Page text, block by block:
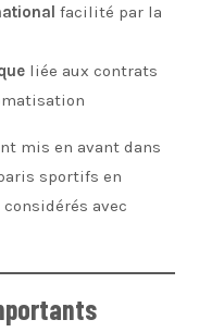
facilité par la
liée aux contrats
mis en avant dans
sportifs en
avec